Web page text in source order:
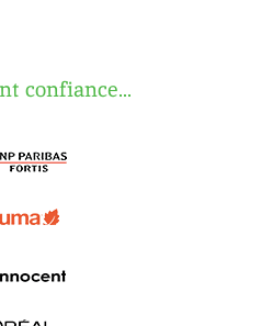
confiance...